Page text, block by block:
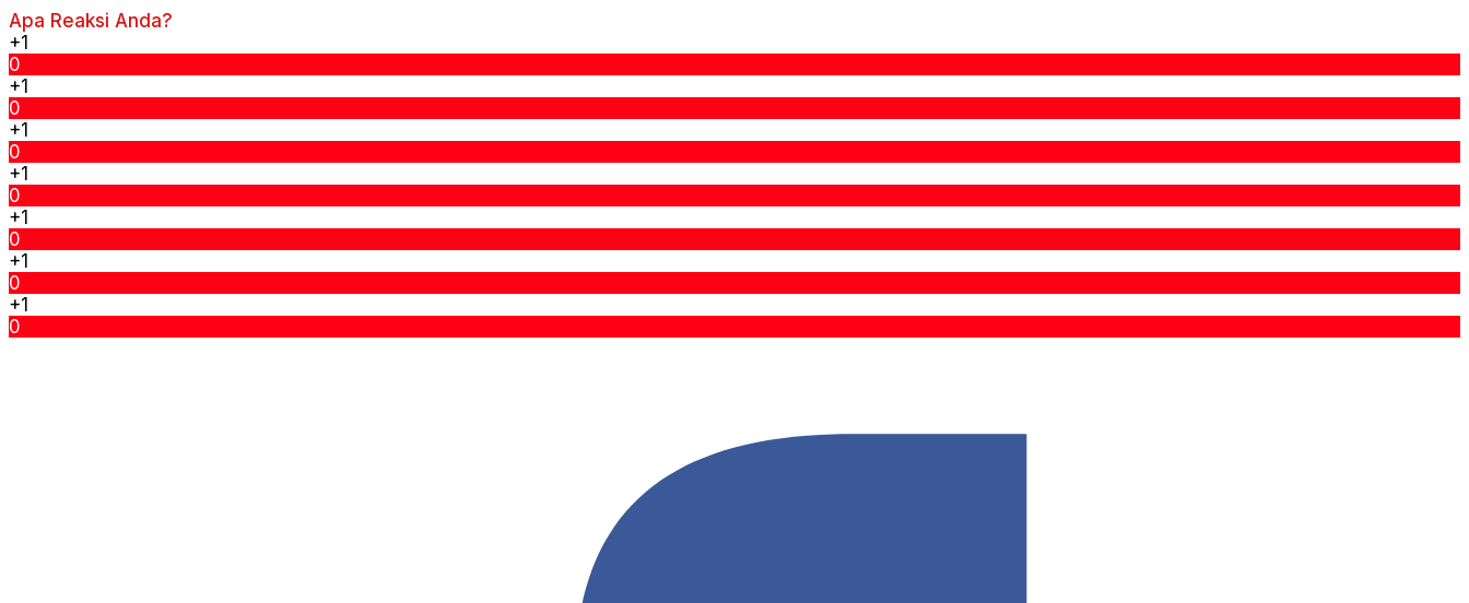
Apa Reaksi Anda?
+1
0
+1
0
+1
0
+1
0
+1
0
+1
0
+1
0